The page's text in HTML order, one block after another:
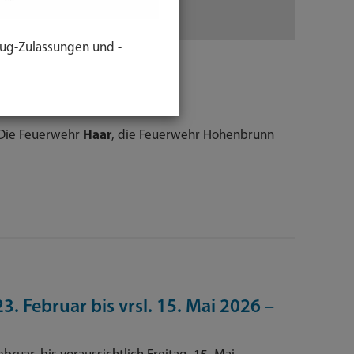
Feuerwehr Haar, die Feuerwehr Hohenbrunn
Februar bis vrsl. 15. Mai 2026 –
Zulassungen und -